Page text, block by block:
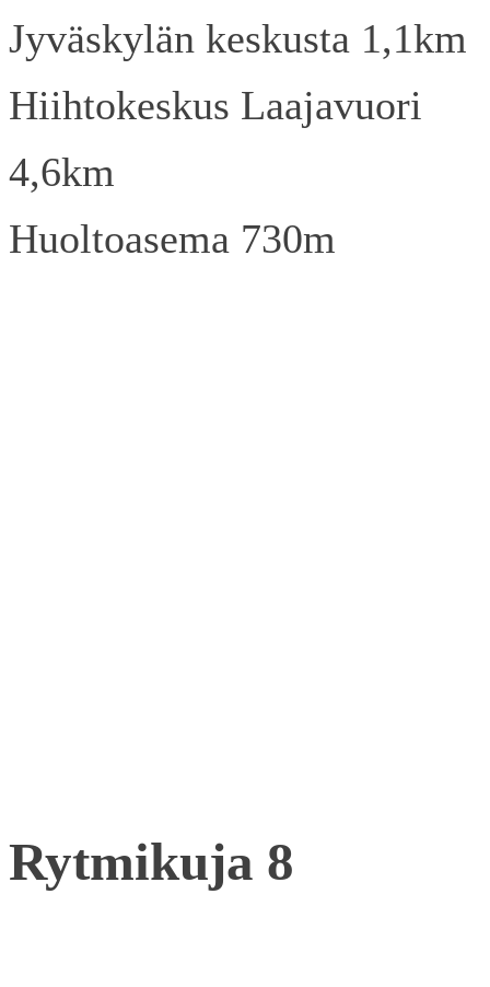
Jyväskylän keskusta 1,1km
Hiihtokeskus Laajavuori
4,6km
Huoltoasema 730m
Rytmikuja 8